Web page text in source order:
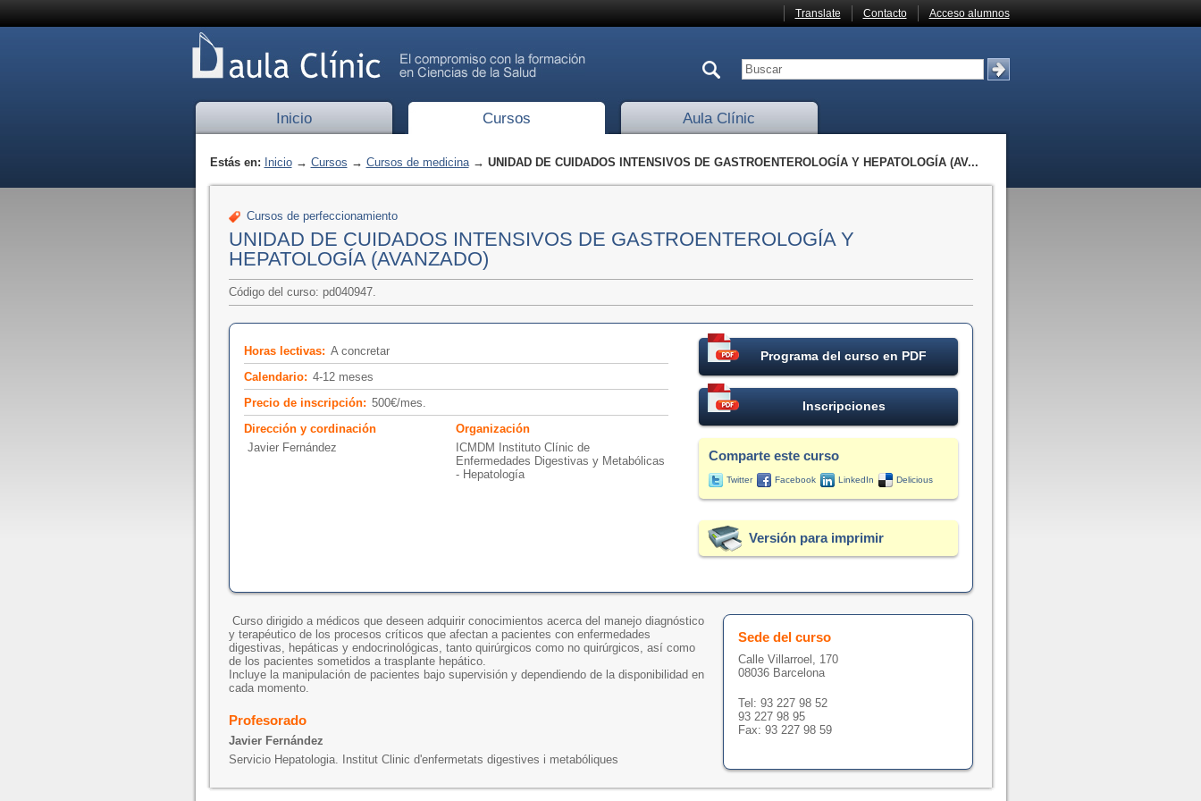
Translate Contacto Acceso alumnos
Inicio Cursos Aula Clínic
Estás en: Inicio→ Cursos → Cursos de medicina→ UNIDAD DE CUIDADOS INTENSIVOS DE GASTROENTEROLOGÍA Y HEPATOLOGÍA (AV...
Cursos de perfeccionamiento
UNIDAD DE CUIDADOS INTENSIVOS DE GASTROENTEROLOGÍA Y
HEPATOLOGÍA (AVANZADO)
Código del curso: pd040947.
Horas lectivas: A concretar
Calendario: 4-12 meses
Precio de inscripción: 500€/mes.
Dirección y cordinación
Javier Fernández
Organización
ICMDM Instituto Clínic de
Enfermedades Digestivas y Metabólicas
- Hepatología
Programa del curso en PDF
Inscripciones
Comparte este curso
Twitter Facebook LinkedIn Delicious
Versión para imprimir
Curso dirigido a médicos que deseen adquirir conocimientos acerca del manejo diagnóstico
y terapéutico de los procesos críticos que afectan a pacientes con enfermedades
digestivas, hepáticas y endocrinológicas, tanto quirúrgicos como no quirúrgicos, así como
de los pacientes sometidos a trasplante hepático.
Incluye la manipulación de pacientes bajo supervisión y dependiendo de la disponibilidad en
cada momento.
Profesorado
Javier Fernández
Servicio Hepatologia. Institut Clinic d'enfermetats digestives i metabóliques
Sede del curso
Calle Villarroel, 170
08036 Barcelona
Tel: 93 227 98 52
93 227 98 95
Fax: 93 227 98 59